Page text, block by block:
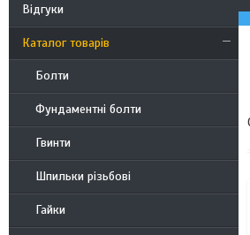
Відгуки
Каталог товарів
Болти
Фундаментні болти
Гвинти
Шпильки різьбові
Гайки